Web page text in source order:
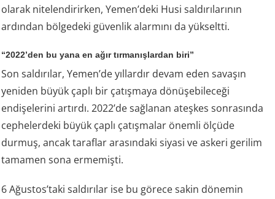
olarak nitelendirirken, Yemen’deki Husi saldırılarının
ardından bölgedeki güvenlik alarmını da yükseltti.
“2022’den bu yana en ağır tırmanışlardan biri”
Son saldırılar, Yemen’de yıllardır devam eden savaşın
yeniden büyük çaplı bir çatışmaya dönüşebileceği
endişelerini artırdı. 2022’de sağlanan ateşkes sonrasında
cephelerdeki büyük çaplı çatışmalar önemli ölçüde
durmuş, ancak taraflar arasındaki siyasi ve askeri gerilim
tamamen sona ermemişti.
6 Ağustos’taki saldırılar ise bu görece sakin dönemin